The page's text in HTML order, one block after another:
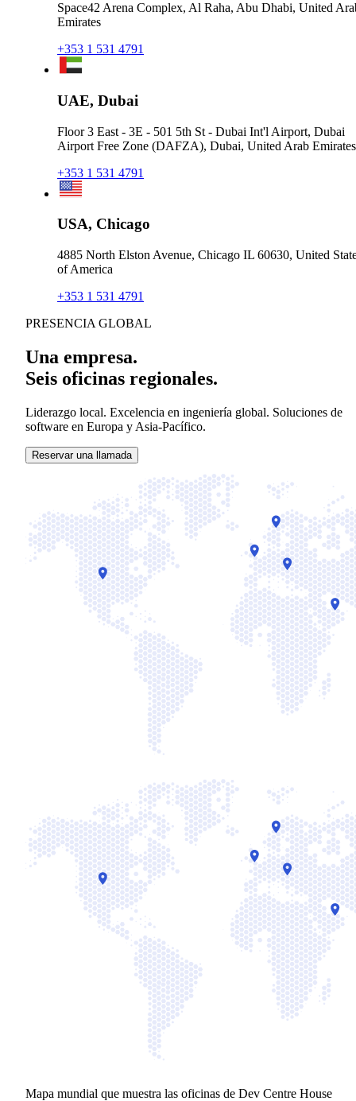
Space42 Arena Complex, Al Raha, Abu Dhabi, United
Emirates
+353 1 531 4791
UAE, Dubai
Floor 3 East - 3E - 501 5th St - Dubai Int'l Airport, Dubai
Airport Free Zone (DAFZA), Dubai, United Arab Emirates
+353 1 531 4791
USA, Chicago
4885 North Elston Avenue, Chicago IL 60630, United
of America
+353 1 531 4791
PRESENCIA GLOBAL
Una empresa.
Seis oficinas regionales.
Liderazgo local. Excelencia en ingeniería global. Soluciones de
software en Europa y Asia-Pacífico.
Reservar una llamada
Mapa mundial que muestra las oficinas de Dev Centre House